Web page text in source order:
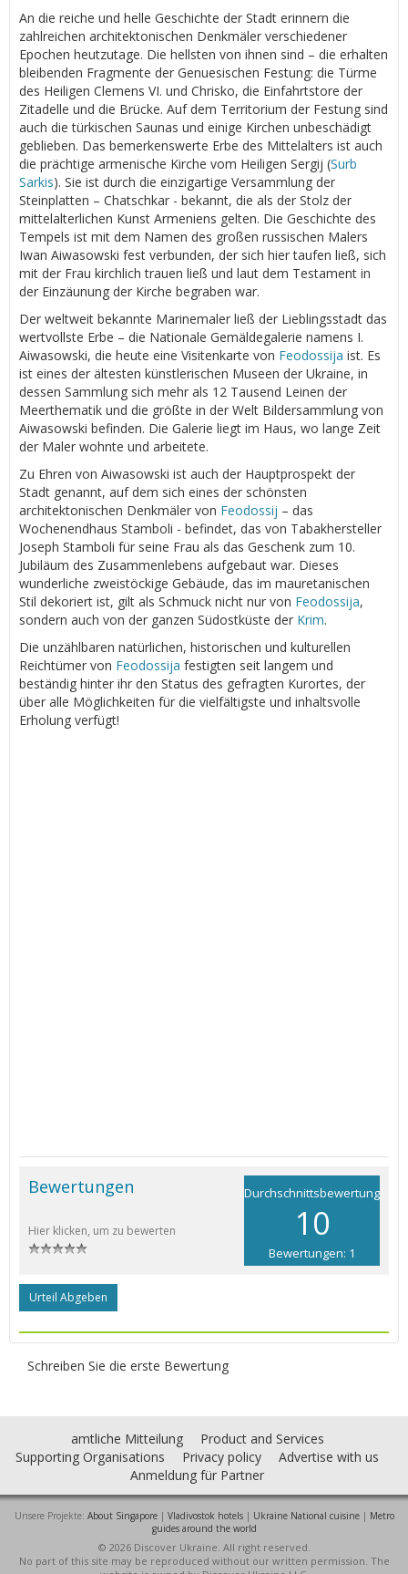
An die reiche und helle Geschichte der Stadt erinnern die
zahlreichen architektonischen Denkmäler verschiedener
Epochen heutzutage. Die hellsten von ihnen sind – die erhalten
bleibenden Fragmente der Genuesischen Festung: die Türme
des Heiligen Clemens VI. und Chrisko, die Einfahrtstore der
Zitadelle und die Brücke. Auf dem Territorium der Festung sind
auch die türkischen Saunas und einige Kirchen unbeschädigt
geblieben. Das bemerkenswerte Erbe des Mittelalters ist auch
die prächtige armenische Kirche vom Heiligen Sergij (Surb
Sarkis). Sie ist durch die einzigartige Versammlung der
Steinplatten – Chatschkar - bekannt, die als der Stolz der
mittelalterlichen Kunst Armeniens gelten. Die Geschichte des
Tempels ist mit dem Namen des großen russischen Malers
Iwan Aiwasowski fest verbunden, der sich hier taufen ließ, sich
mit der Frau kirchlich trauen ließ und laut dem Testament in
der Einzäunung der Kirche begraben war.
Der weltweit bekannte Marinemaler ließ der Lieblingsstadt das
wertvollste Erbe – die Nationale Gemäldegalerie namens I.
Aiwasowski, die heute eine Visitenkarte von Feodossija ist. Es
ist eines der ältesten künstlerischen Museen der Ukraine, in
dessen Sammlung sich mehr als 12 Tausend Leinen der
Meerthematik und die größte in der Welt Bildersammlung von
Aiwasowski befinden. Die Galerie liegt im Haus, wo lange Zeit
der Maler wohnte und arbeitete.
Zu Ehren von Aiwasowski ist auch der Hauptprospekt der
Stadt genannt, auf dem sich eines der schönsten
architektonischen Denkmäler von Feodossij – das
Wochenendhaus Stamboli - befindet, das von Tabakhersteller
Joseph Stamboli für seine Frau als das Geschenk zum 10.
Jubiläum des Zusammenlebens aufgebaut war. Dieses
wunderliche zweistöckige Gebäude, das im mauretanischen
Stil dekoriert ist, gilt als Schmuck nicht nur von Feodossija,
sondern auch von der ganzen Südostküste der Krim.
Die unzählbaren natürlichen, historischen und kulturellen
Reichtümer von Feodossija festigten seit langem und
beständig hinter ihr den Status des gefragten Kurortes, der
über alle Möglichkeiten für die vielfältigste und inhaltsvolle
Erholung verfügt!
Durchschnittsbewertung
10
Bewertungen: 1
Bewertungen
Hier klicken, um zu bewerten
Urteil Abgeben
Schreiben Sie die erste Bewertung
amtliche Mitteilung
Product and Services
Supporting Organisations
Privacy policy
Advertise with us
Anmeldung für Partner
Unsere Projekte: About Singapore| Vladivostok hotels| Ukraine National cuisine| Metro
guides around the world
© 2026 Discover Ukraine. All right reserved.
No part of this site may be reproduced without our written permission. The